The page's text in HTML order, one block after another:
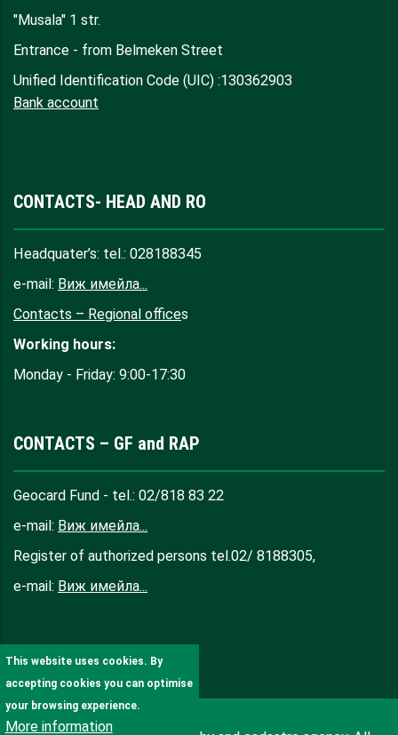
"Musala" 1 str.
Entrance - from Belmeken Street
Unified Identification Code (UIC) :130362903
Bank account
CONTACTS- HEAD AND RO
Headquater’s: tel.: 028188345
e-mail: Виж имейла...
Contacts – Regional offices
Working hours:
Monday - Friday: 9:00-17:30
CONTACTS – GF and RAP
Geocard Fund - tel.: 02/818 83 22
e-mail: Виж имейла...
Register of authorized persons tel.02/ 8188305,
e-mail: Виж имейла...
This website uses cookies. By
accepting cookies you can optimise
your browsing experience.
More information